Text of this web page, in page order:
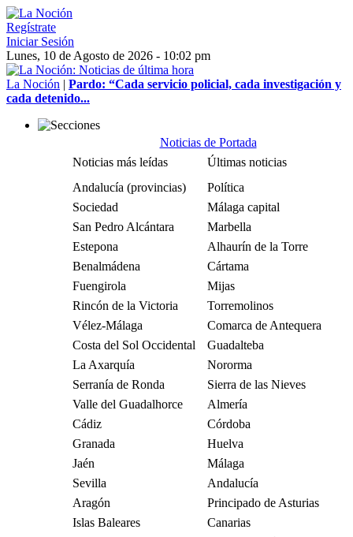
Regístrate
Iniciar Sesión
Lunes, 10 de Agosto de 2026 - 10:02 pm
La Noción | Pardo: “Cada servicio policial, cada investigación y
cada detenido...
Noticias de Portada
Noticias más leídas
Últimas noticias
Andalucía (provincias)
Política
Sociedad
Málaga capital
San Pedro Alcántara
Marbella
Estepona
Alhaurín de la Torre
Benalmádena
Cártama
Fuengirola
Mijas
Rincón de la Victoria
Torremolinos
Vélez-Málaga
Comarca de Antequera
Costa del Sol Occidental
Guadalteba
La Axarquía
Nororma
Serranía de Ronda
Sierra de las Nieves
Valle del Guadalhorce
Almería
Cádiz
Córdoba
Granada
Huelva
Jaén
Málaga
Sevilla
Andalucía
Aragón
Principado de Asturias
Islas Baleares
Canarias